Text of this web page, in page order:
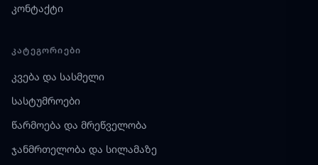
კონტაქტი
ᲙᲐᲢᲔᲒᲝᲠᲘᲔᲑᲘ
კვება და სასმელი
სასტუმროები
წარმოება და მრეწველობა
ჯანმრთელობა და სილამაზე